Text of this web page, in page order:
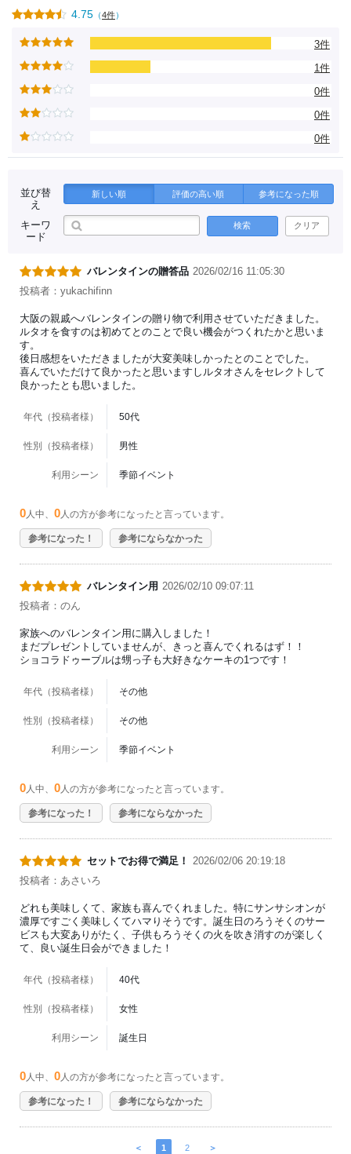
4.75 （4件）
3件
1件
0件
0件
0件
並び替
え
新しい順 評価の高い順 参考になった順
キーワ
ード
検索 クリア
バレンタインの贈答品 2026/02/16 11:05:30
投稿者：yukachifinn
大阪の親戚へバレンタインの贈り物で利用させていただきました。
ルタオを食すのは初めてとのことで良い機会がつくれたかと思いま
す。
後日感想をいただきましたが大変美味しかったとのことでした。
喜んでいただけて良かったと思いますしルタオさんをセレクトして
良かったとも思いました。
年代（投稿者様） 50代
性別（投稿者様） 男性
利用シーン 季節イベント
0 人中、 0 人の方が参考になったと言っています。
参考になった！ 参考にならなかった
バレンタイン用 2026/02/10 09:07:11
投稿者：のん
家族へのバレンタイン用に購入しました！
まだプレゼントしていませんが、きっと喜んでくれるはず！！
ショコラドゥーブルは甥っ子も大好きなケーキの1つです！
年代（投稿者様） その他
性別（投稿者様） その他
利用シーン 季節イベント
0 人中、 0 人の方が参考になったと言っています。
参考になった！ 参考にならなかった
セットでお得で満足！
2026/02/06 20:19:18
投稿者：あさいろ
どれも美味しくて、家族も喜んでくれました。特にサンサシオンが
濃厚ですごく美味しくてハマりそうです。誕生日のろうそくのサー
ビスも大変ありがたく、子供もろうそくの火を吹き消すのが楽しく
て、良い誕生日会ができました！
年代（投稿者様） 40代
性別（投稿者様） 女性
利用シーン 誕生日
0 人中、 0 人の方が参考になったと言っています。
参考になった！ 参考にならなかった
＜ 1 2 ＞